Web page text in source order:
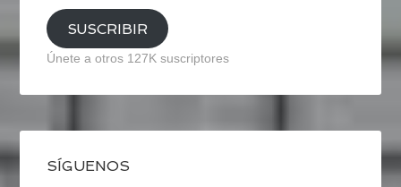
SUSCRIBIR
Únete a otros 127K suscriptores
SÍGUENOS